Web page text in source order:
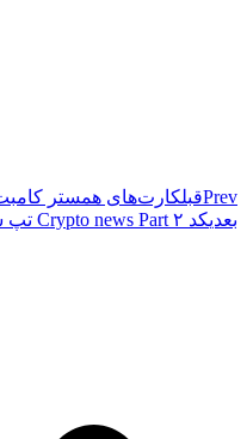
Prevقبلکارت‌های همستر کامبت
بعدیکد Crypto news Part ۲ تپ سواپ